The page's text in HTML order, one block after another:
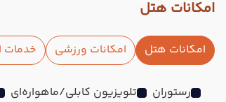
امکانات هتل
امکانات هتل امکانات ورزشی خدمات
رستوران تلویزیون کابلی/ماهواره‌ای